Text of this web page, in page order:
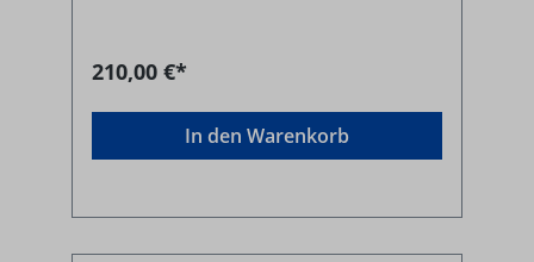
210,00 €*
In den Warenkorb